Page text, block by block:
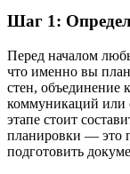
Шаг 1:
Перед началом
что именно вы
стен, объединение
коммуникаций или
этапе стоит
планировки — это
подготовить